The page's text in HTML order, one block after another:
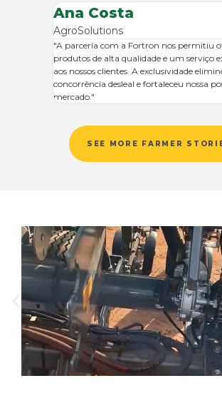
Ana Costa
AgroSolutions
"A parceria com a Fortron nos permitiu
produtos de alta qualidade e um serviço
aos nossos clientes. A exclusividade
concorrência desleal e fortaleceu nossa
mercado."
SEE MORE FARMER